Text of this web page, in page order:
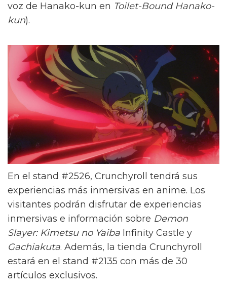
voz de Hanako-kun en Toilet-Bound Hanako-
kun).
En el stand #2526, Crunchyroll tendrá sus
experiencias más inmersivas en anime. Los
visitantes podrán disfrutar de experiencias
inmersivas e información sobre Demon
Slayer: Kimetsu no Yaiba Infinity Castle y
Gachiakuta. Además, la tienda Crunchyroll
estará en el stand #2135 con más de 30
artículos exclusivos.